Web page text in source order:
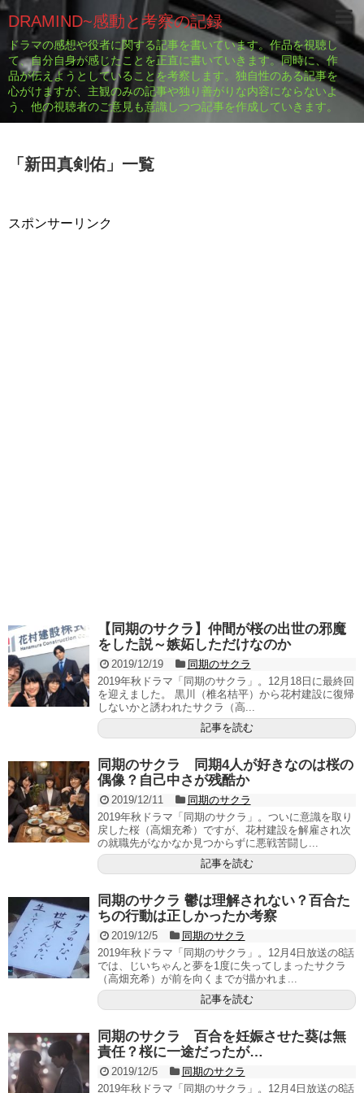
DRAMIND~感動と考察の記録
ドラマの感想や役者に関する記事を書いています。作品を視聴し
て、自分自身が感じたことを正直に書いていきます。同時に、作
品が伝えようとしていることを考察します。独自性のある記事を
心がけますが、主観のみの記事や独り善がりな内容にならないよ
う、他の視聴者のご意見も意識しつつ記事を作成していきます。
「 新田真剣佑」 一覧
スポンサーリンク
【同期のサクラ】仲間が桜の出世の邪魔
をした説～嫉妬しただけなのか
2019/12/19
同期のサクラ
2019年秋ドラマ「同期のサクラ」。12月18日に最終回
を迎えました。 黒川（椎名桔平）から花村建設に復帰
しないかと誘われたサクラ（高...
記事を読む
同期のサクラ 同期4人が好きなのは桜の
偶像？自己中さが残酷か
2019/12/11
同期のサクラ
2019年秋ドラマ「同期のサクラ」。ついに意識を取り
戻した桜（高畑充希）ですが、花村建設を解雇され次
の就職先がなかなか見つからずに悪戦苦闘し...
記事を読む
同期のサクラ 鬱は理解されない？百合た
ちの行動は正しかったか考察
2019/12/5
同期のサクラ
2019年秋ドラマ「同期のサクラ」。12月4日放送の8話
では、じいちゃんと夢を1度に失ってしまったサクラ
（高畑充希）が前を向くまでが描かれま...
記事を読む
同期のサクラ 百合を妊娠させた葵は無
責任？桜に一途だったが…
2019/12/5
同期のサクラ
2019年秋ドラマ「同期のサクラ」。12月4日放送の8話